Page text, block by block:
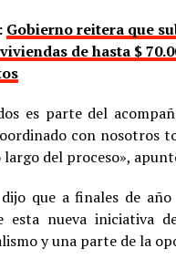
Gobierno reitera que
de hasta $
es parte del
con nosotros
largo del proceso»,
que a finales de
esta nueva iniciativa
y una parte de la